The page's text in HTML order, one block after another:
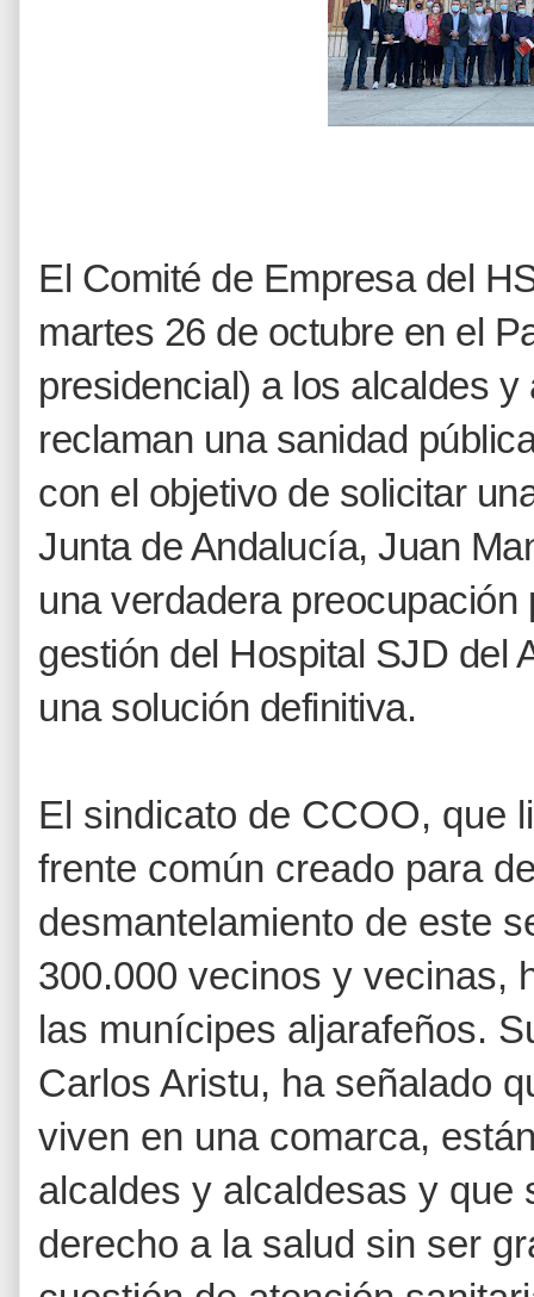
El Comité de Empresa del
martes 26 de octubre en el
presidencial) a los alcaldes
reclaman una sanidad
con el objetivo de solicitar
Junta de Andalucía, Juan
una verdadera
gestión del Hospital SJD del
una solución definitiva.
El sindicato de CCOO, que
frente común creado para
desmantelamiento de este
300.000 vecinos y vecinas,
las munícipes aljarafeños.
Carlos Aristu, ha señalado
viven en una comarca,
alcaldes y alcaldesas y que
derecho a la salud sin ser